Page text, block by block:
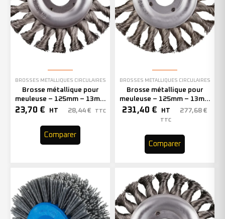
BROSSES MÉTALLIQUES CIRCULAIRES
Brosse métallique pour
meuleuse – 125mm – 13mm
– 353006 (x1)
23,70 € HT 28,44 € TTC
Comparer
BROSSES MÉTALLIQUES CIRCULAIRES
Brosse métallique pour
meuleuse – 125mm – 13mm
– 353082 (x10)
231,40 € HT 277,68 €
TTC
Comparer